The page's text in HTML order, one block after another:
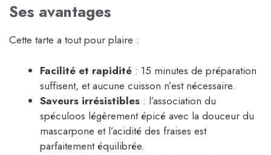
Ses avantages
Cette tarte a tout pour plaire :
Facilité et rapidité : 15 minutes de préparation
suffisent, et aucune cuisson n’est nécessaire.
Saveurs irrésistibles : l’association du
spéculoos légèrement épicé avec la douceur du
mascarpone et l’acidité des fraises est
parfaitement équilibrée.